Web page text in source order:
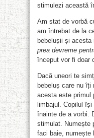
stimulezi această
Am stat de vorbă
am întrebat de la
bebelușii și acesta
prea devreme
început vor fi doar
Dacă uneori te
bebeluș care nu îți
acesta este primul
limbajul. Copilul își
înainte de a vorbi.
stimulat. Numește
faci baie, numește